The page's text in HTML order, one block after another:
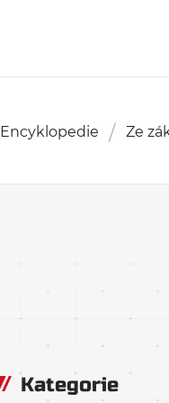
Encyklopedie Ze
Kategorie